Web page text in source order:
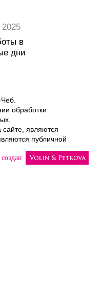
2025
в
дни
обработки
являются
публичной